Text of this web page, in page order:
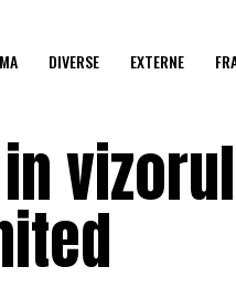
DIVERSE EXTERNE